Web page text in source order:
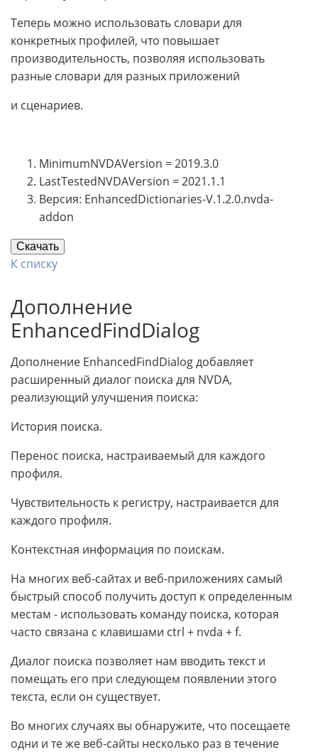
Теперь можно использовать словари для
конкретных профилей, что повышает
производительность, позволяя использовать
разные словари для разных приложений
и сценариев.
MinimumNVDAVersion = 2019.3.0
LastTestedNVDAVersion = 2021.1.1
Версия: EnhancedDictionaries-V.1.2.0.nvda-
addon
Скачать
К списку
Дополнение
EnhancedFindDialog
Дополнение EnhancedFindDialog добавляет
расширенный диалог поиска для NVDA,
реализующий улучшения поиска:
История поиска.
Перенос поиска, настраиваемый для каждого
профиля.
Чувствительность к регистру, настраивается для
каждого профиля.
Контекстная информация по поискам.
На многих веб-сайтах и веб-приложениях самый
быстрый способ получить доступ к определенным
местам - использовать команду поиска, которая
часто связана с клавишами ctrl + nvda + f.
Диалог поиска позволяет нам вводить текст и
помещать его при следующем появлении этого
текста, если он существует.
Во многих случаях вы обнаружите, что посещаете
одни и те же веб-сайты несколько раз в течение